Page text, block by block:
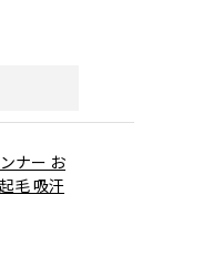
ナー お
毛 吸汗